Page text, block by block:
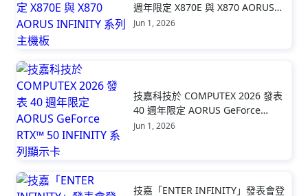
週年限定 X870E 與 X870 AORUS
INFINITY 系列主機板
Jun 1, 2026
技嘉科技於 COMPUTEX 2026 發表
40 週年限定 AORUS GeForce
RTX™ 50 INFINITY 系列顯示卡
Jun 1, 2026
技嘉「ENTER INFINITY」發表會登